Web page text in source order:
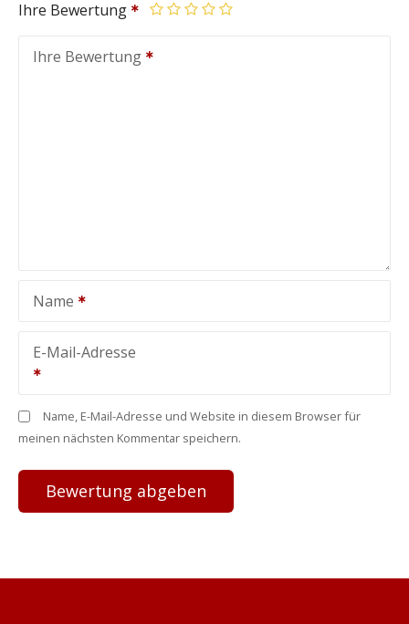
Ihre Bewertung
Ihre Bewertung
Name
E-Mail-Adresse
Name, E-Mail-Adresse und Website in diesem Browser für
meinen nächsten Kommentar speichern.